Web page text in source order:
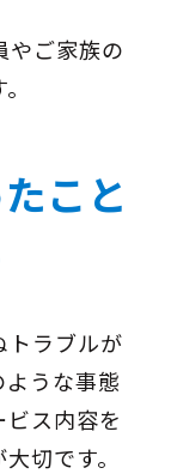
やご家族の
こと
トラブルが
うな事態
ス内容を
切です。